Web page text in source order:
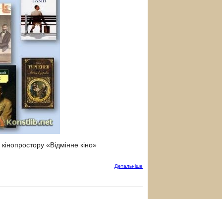
«Відмінне кіно»
Детальнiше